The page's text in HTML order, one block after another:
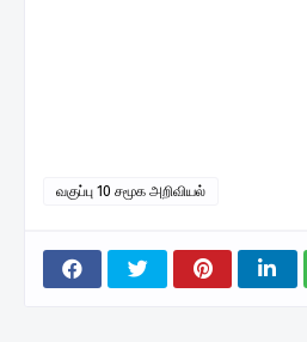
வகுப்பு 10 சமூக அறிவியல்